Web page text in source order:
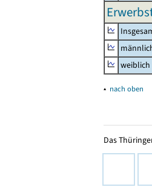
weiblich
▴ nach oben
Das